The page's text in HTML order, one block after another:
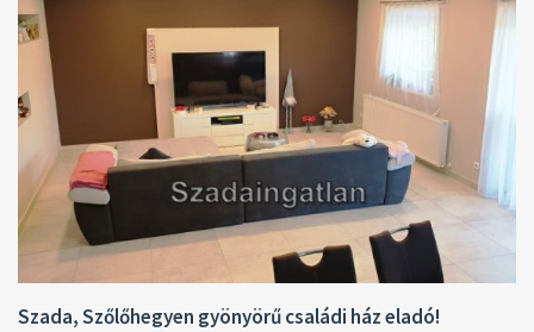
Built-Up:
194 M2
Rooms:
Szada, Szőlőhegyen gyönyörű családi ház eladó!